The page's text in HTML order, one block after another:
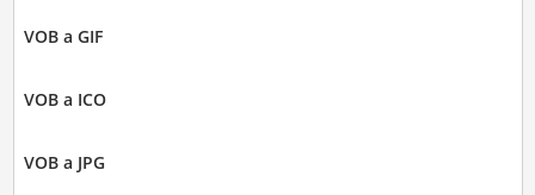
VOB a GIF
VOB a ICO
VOB a JPG